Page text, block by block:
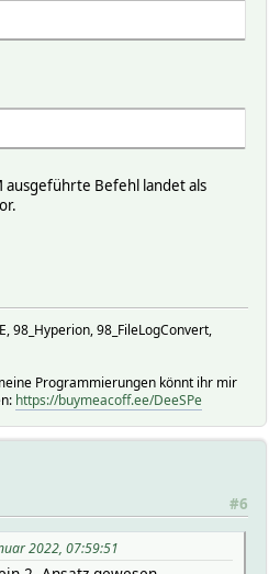
ausgeführte Befehl landet als
98_Hyperion, 98_FileLogConvert,
Programmierungen könnt ihr mir
https://buymeacoff.ee/DeeSPe
#6
2022, 07:59:51